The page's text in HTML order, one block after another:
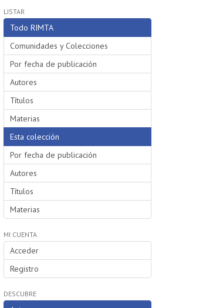
LISTAR
Todo RIMTA
Comunidades y Colecciones
Por fecha de publicación
Autores
Títulos
Materias
Esta colección
Por fecha de publicación
Autores
Títulos
Materias
MI CUENTA
Acceder
Registro
DESCUBRE